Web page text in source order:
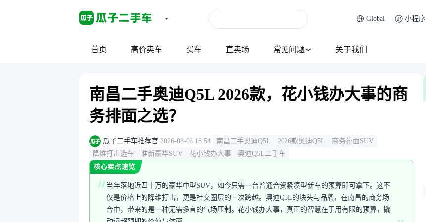
Global 小程序
首页 高价卖车 买车 直卖场 常见问题 关于我们
南昌二手奥迪Q5L 2026款，花小钱办大事的商
务排面之选？
瓜子二手车推荐官 2026-08-06 18:54 南昌二手奥迪Q5L 2026款奥迪Q5L
商务排面SUV
降维打击选车
准新豪华SUV 花小钱办大事
奥迪Q5L二手车
核心卖点速览
当年落地近四十万的豪华中型SUV，如今只需一台普通合资紧凑型新车的预算即可拿下。这不
仅是价格上的降维打击，更是社交圈层的一次跨越。奥迪Q5L的块头与品牌，在南昌的商务场
合中，带来的是一种无需多言的气场压制。花小钱办大事，真正的智慧在于用有限的预算，撬